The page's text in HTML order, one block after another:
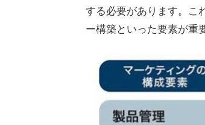
する必要があります。こ
ー構築といった要素が重